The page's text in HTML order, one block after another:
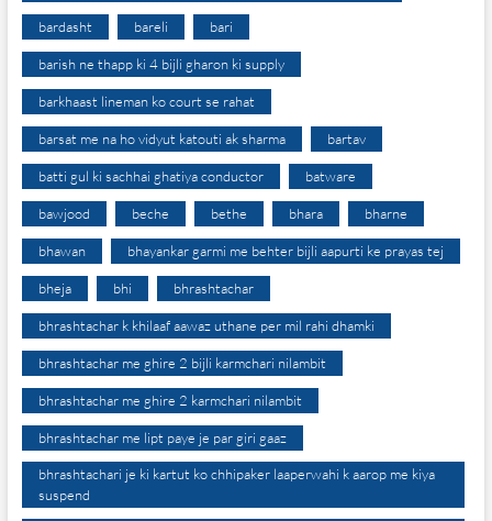
bardasht bareli bari
barish ne thapp ki 4 bijli gharon ki supply
barkhaast lineman ko court se rahat
barsat me na ho vidyut katouti ak sharma bartav
batti gul ki sachhai ghatiya conductor batware
bawjood beche bethe bhara bharne
bhawan bhayankar garmi me behter bijli aapurti ke prayas tej
bheja bhi bhrashtachar
bhrashtachar k khilaaf aawaz uthane per mil rahi dhamki
bhrashtachar me ghire 2 bijli karmchari nilambit
bhrashtachar me ghire 2 karmchari nilambit
bhrashtachar me lipt paye je par giri gaaz
bhrashtachari je ki kartut ko chhipaker laaperwahi k aarop me kiya
suspend